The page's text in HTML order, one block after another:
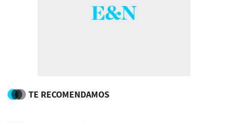
TE RECOMENDAMOS